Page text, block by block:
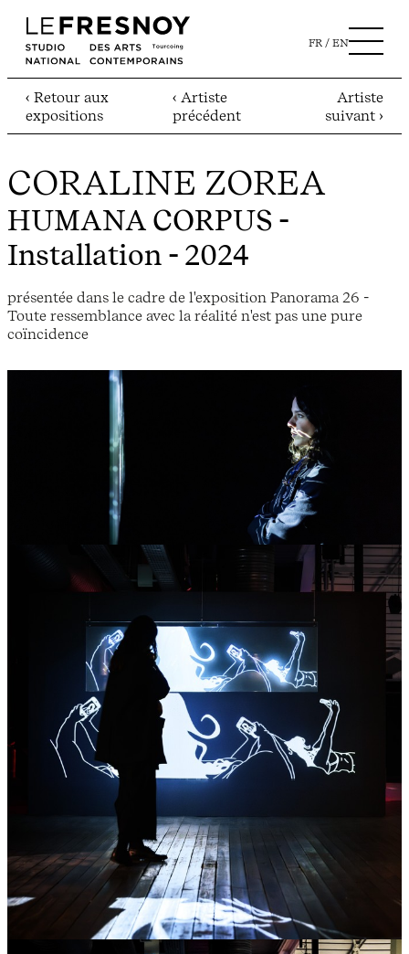
FR EN
‹ Retour aux
expositions
‹ Artiste
précédent
Artiste
suivant ›
CORALINE ZOREA
HUMANA CORPUS -
Installation - 2024
présentée dans le cadre de l'exposition Panorama 26 -
Toute ressemblance avec la réalité n'est pas une pure
coïncidence